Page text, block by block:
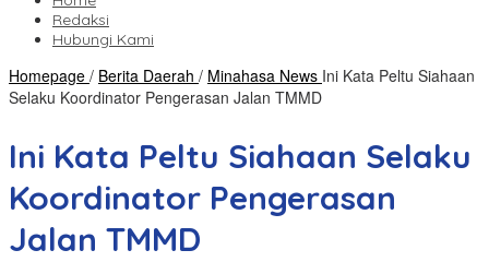
Redaksi
Hubungi Kami
Homepage / Berita Daerah / Minahasa News Ini Kata Peltu Siahaan
Selaku Koordinator Pengerasan Jalan TMMD
Ini Kata Peltu Siahaan Selaku
Koordinator Pengerasan
Jalan TMMD